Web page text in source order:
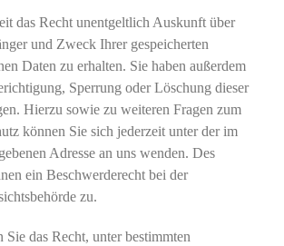
das Recht unentgeltlich Auskunft über
und Zweck Ihrer gespeicherten
Daten zu erhalten. Sie haben außerdem
Sperrung oder Löschung dieser
Hierzu sowie zu weiteren Fragen zum
können Sie sich jederzeit unter der im
Adresse an uns wenden. Des
ein Beschwerderecht bei der
zu.
Sie das Recht, unter bestimmten